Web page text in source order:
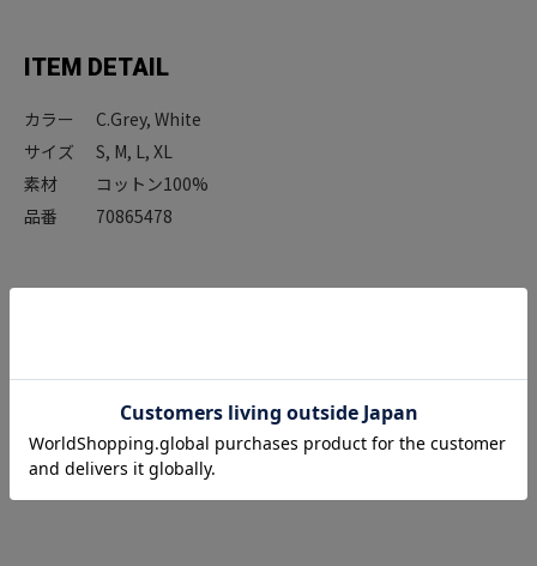
ITEM DETAIL
カラー
C.Grey, White
サイズ
S, M, L, XL
素材
コットン100%
品番
70865478
S
66cm 46cm 51cm
22cm
69cm 48cm 54cm
23cm
L
72cm 50cm 57cm
25cm
XL
75cm